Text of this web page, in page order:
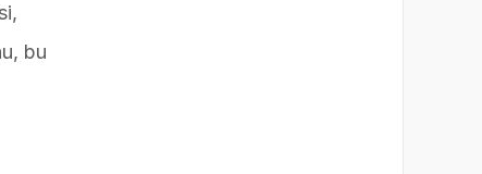
bu